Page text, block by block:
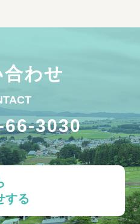
わせ
66-3030
する